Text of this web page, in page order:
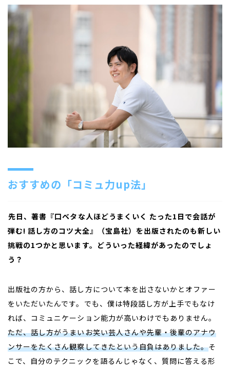
おすすめの「コミュ力up法」
――先日、著書『口ベタな人ほどうまくいく たった1日で会話が
弾む! 話し方のコツ大全』（宝島社）を出版されたのも新しい
挑戦の1つかと思います。どういった経緯があったのでしょ
う？
出版社の方から、話し方について本を出さないかとオファー
をいただいたんです。でも、僕は特段話し方が上手でもなけ
れば、コミュニケーション能力が高いわけでもありません。
ただ、話し方がうまいお笑い芸人さんや先輩・後輩のアナウ
ンサーをたくさん観察してきたという自負はありました。そ
こで、自分のテクニックを語るんじゃなく、質問に答える形